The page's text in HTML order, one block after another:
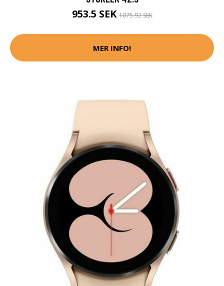
953.5 SEK1075.92 SEK
MER INFO!